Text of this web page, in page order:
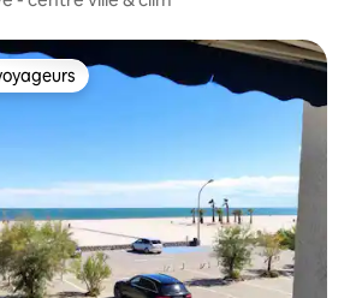
les plus appréciés